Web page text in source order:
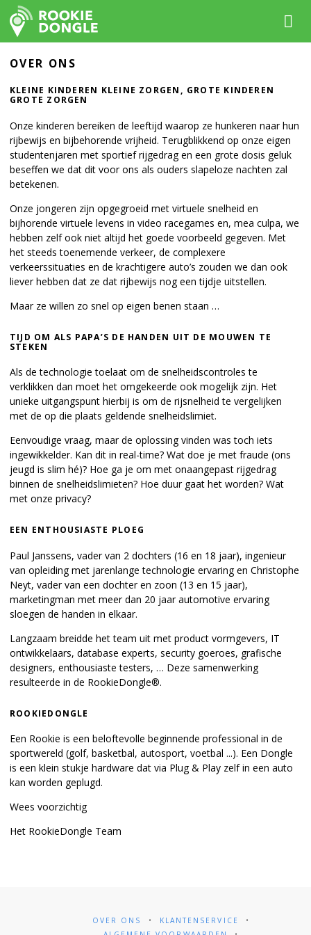
OVER ONS
KLEINE KINDEREN KLEINE ZORGEN, GROTE KINDEREN
GROTE ZORGEN
Onze kinderen bereiken de leeftijd waarop ze hunkeren naar hun
rijbewijs en bijbehorende vrijheid. Terugblikkend op onze eigen
studentenjaren met sportief rijgedrag en een grote dosis geluk
beseffen we dat dit voor ons als ouders slapeloze nachten zal
betekenen.
Onze jongeren zijn opgegroeid met virtuele snelheid en
bijhorende virtuele levens in video racegames en, mea culpa, we
hebben zelf ook niet altijd het goede voorbeeld gegeven. Met
het steeds toenemende verkeer, de complexere
verkeerssituaties en de krachtigere auto’s zouden we dan ook
liever hebben dat ze dat rijbewijs nog een tijdje uitstellen.
Maar ze willen zo snel op eigen benen staan …
TIJD OM ALS PAPA’S DE HANDEN UIT DE MOUWEN TE
STEKEN
Als de technologie toelaat om de snelheidscontroles te
verklikken dan moet het omgekeerde ook mogelijk zijn. Het
unieke uitgangspunt hierbij is om de rijsnelheid te vergelijken
met de op die plaats geldende snelheidslimiet.
Eenvoudige vraag, maar de oplossing vinden was toch iets
ingewikkelder. Kan dit in real-time? Wat doe je met fraude (ons
jeugd is slim hé)? Hoe ga je om met onaangepast rijgedrag
binnen de snelheidslimieten? Hoe duur gaat het worden? Wat
met onze privacy?
EEN ENTHOUSIASTE PLOEG
Paul Janssens, vader van 2 dochters (16 en 18 jaar), ingenieur
van opleiding met jarenlange technologie ervaring en Christophe
Neyt, vader van een dochter en zoon (13 en 15 jaar),
marketingman met meer dan 20 jaar automotive ervaring
sloegen de handen in elkaar.
Langzaam breidde het team uit met product vormgevers, IT
ontwikkelaars, database experts, security goeroes, grafische
designers, enthousiaste testers, … Deze samenwerking
resulteerde in de RookieDongle®.
ROOKIEDONGLE
Een Rookie is een beloftevolle beginnende professional in de
sportwereld (golf, basketbal, autosport, voetbal ...). Een Dongle
is een klein stukje hardware dat via Plug & Play zelf in een auto
kan worden geplugd.
Wees voorzichtig
Het RookieDongle Team
OVER ONS
KLANTENSERVICE